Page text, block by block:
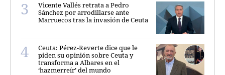
Vicente Vallés retrata a Pedro
Sánchez por arrodillarse ante
Marruecos tras la invasión de Ceuta
Ceuta: Pérez-Reverte dice que le
piden su opinión sobre Ceuta y
transforma a Albares en el
‘hazmerreír’ del mundo